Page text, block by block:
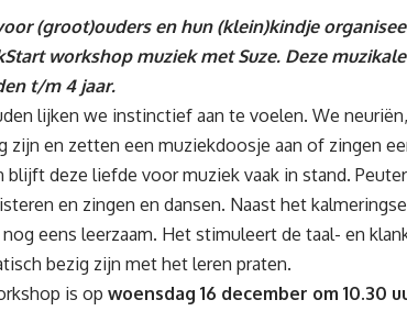
(groot)ouders en hun (klein)kindje
workshop muziek met Suze. Deze
t/m 4 jaar.
lijken we instinctief aan te voelen. We
zijn en zetten een muziekdoosje aan of zingen
blijft deze liefde voor muziek vaak in stand.
en zingen en dansen. Naast het
eens leerzaam. Het stimuleert de taal- en
bezig zijn met het leren praten.
is op woensdag 16 december om 10.30